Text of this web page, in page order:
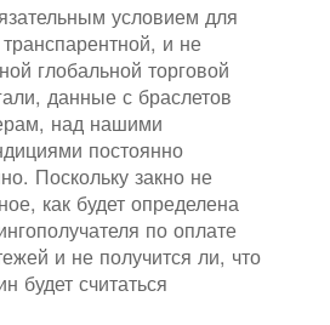
условием для
и не
глобальной торговой
данные с браслетов
над нашими
постоянно
Поскольку закно не
как будет определена
по оплате
и не получится ли, что
будет считаться